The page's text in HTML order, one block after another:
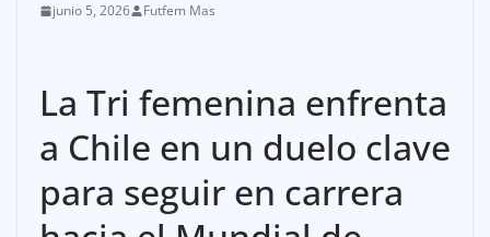
junio 5, 2026 Futfem Mas
La Tri femenina enfrenta
a Chile en un duelo clave
para seguir en carrera